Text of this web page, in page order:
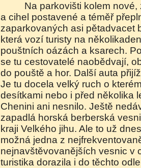
Na parkovišti kolem nové, z červených kamenů
a cihel postavené a téměř
zaparkovaných asi pětadvacet
která vozí turisty na
pouštních oázách a ksarech.
se tu cestovatelé naobědvají,
do pouště a hor. Další auta
Je tu docela velký ruch o
desítkami nebo i před několika
Chenini ani nesnilo. Ještě
zapadlá horská berberská
kraji Velkého jihu. Ale to už
možná jedna z
nejnavštěvovanějších vesnic v
turistika dorazila i do těchto